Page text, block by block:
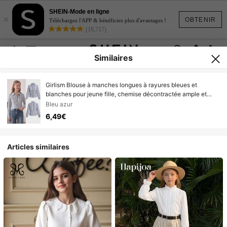
OBTENIR
×
SHEIN-Mode en ligne
Téléchargez l'APP & bénéficiez plus d'avantages !
(18,717)
Similaires
Girlism Blouse à manches longues à rayures bleues et
blanches pour jeune fille, chemise décontractée ample et
confortable pour l'été, l'école, la rentrée, la remise des
diplômes, les vacances, l'extérieur
Bleu azur
6,49€
Articles similaires